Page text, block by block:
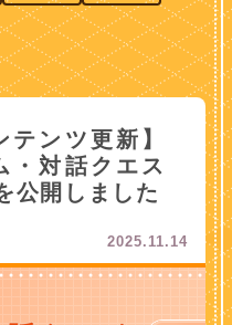
テンツ更新】
・対話クエス
公開しました
2025.11.14